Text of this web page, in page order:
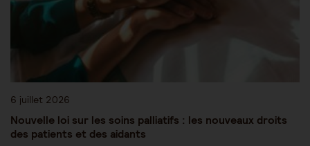
6 juillet 2026
Nouvelle loi sur les soins palliatifs : les nouveaux droits
des patients et des aidants